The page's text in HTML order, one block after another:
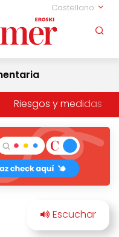
Castellano
Riesgos y medidas